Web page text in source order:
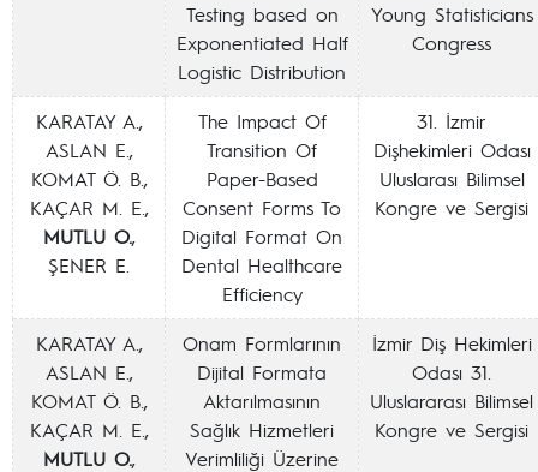
Testing based on
Exponentiated Half
Logistic Distribution
Young Statisticians
Congress
KARATAY A.,
ASLAN E.,
KOMAT Ö. B.,
KAÇAR M. E.,
MUTLU O.,
ŞENER E.
The Impact Of
Transition Of
Paper-Based
Consent Forms To
Digital Format On
Dental Healthcare
Efficiency
31. İzmir
Dişhekimleri Odası
Uluslarası Bilimsel
Kongre ve Sergisi
KARATAY A.,
ASLAN E.,
KOMAT Ö. B.,
KAÇAR M. E.,
MUTLU O.,
Onam Formlarının
Dijital Formata
Aktarılmasının
Sağlık Hizmetleri
Verimliliği Üzerine
İzmir Diş Hekimleri
Odası 31.
Uluslararası Bilimsel
Kongre ve Sergisi